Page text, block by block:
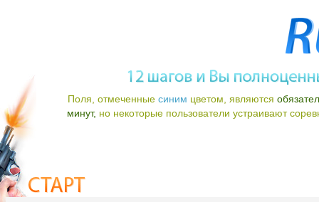
Поля, отмеченные синим цветом, являются
минут, но некоторые пользователи устраивают